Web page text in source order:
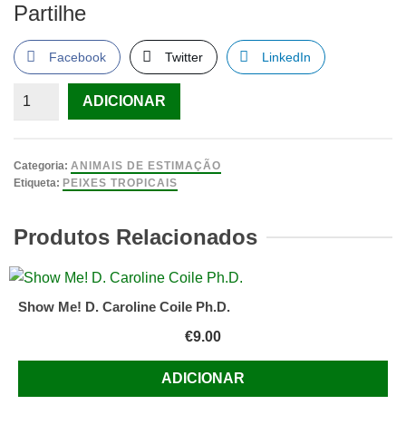
Partilhe
Facebook Twitter LinkedIn
Quantidade
dos
Peixes
de
Mills
ADICIONAR
Categoria: ANIMAIS DE ESTIMAÇÃO
Etiqueta: PEIXES TROPICAIS
Produtos Relacionados
Show Me! D. Caroline Coile Ph.D.
€9.00
ADICIONAR